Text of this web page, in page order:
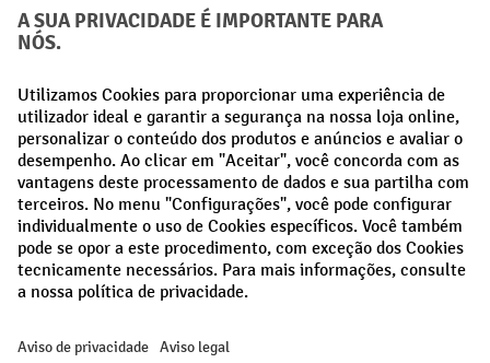
Métodos de pagamento
Creditcard (Master)Creditcard (Visa)Pré-pagamento
Redes sociais
Facebook
LinkedIn
Instagram